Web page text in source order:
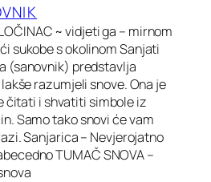
~ vidjeti ga – mirnom
sukobe s okolinom Sanjati
(sanovnik) predstavlja
razumjeli snove. Ona je
čitati i shvatiti simbole iz
Samo tako snovi će vam
Sanjarica – Nevjerojatno
TUMAČ SNOVA –